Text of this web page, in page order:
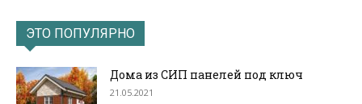
ЭТО ПОПУЛЯРНО
Дома из СИП панелей под ключ
21.05.2021